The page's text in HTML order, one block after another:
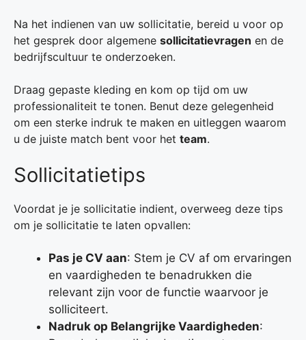
Na het indienen van uw sollicitatie, bereid u voor op
het gesprek door algemene sollicitatievragen en de
bedrijfscultuur te onderzoeken.
Draag gepaste kleding en kom op tijd om uw
professionaliteit te tonen. Benut deze gelegenheid
om een sterke indruk te maken en uitleggen waarom
u de juiste match bent voor het team.
Sollicitatietips
Voordat je je sollicitatie indient, overweeg deze tips
om je sollicitatie te laten opvallen:
Pas je CV aan: Stem je CV af om ervaringen
en vaardigheden te benadrukken die
relevant zijn voor de functie waarvoor je
solliciteert.
Nadruk op Belangrijke Vaardigheden: